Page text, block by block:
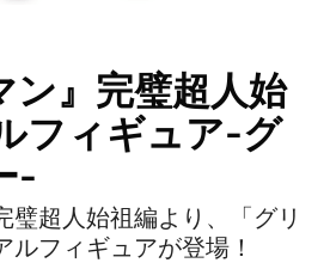
ン』完璧超人始
フィギュア-グ
-
璧超人始祖編より、「グリ
ルフィギュアが登場！